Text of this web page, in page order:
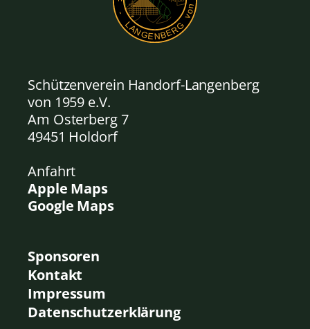
Schützenverein Handorf-Langenberg
von 1959 e.V.
Am Osterberg 7
49451 Holdorf
Anfahrt
Apple Maps
Google Maps
Sponsoren
Kontakt
Impressum
Datenschutzerklärung